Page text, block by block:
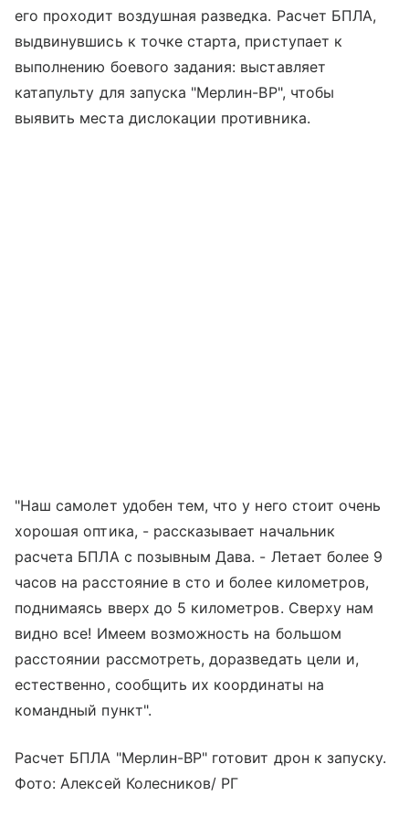
его проходит воздушная разведка. Расчет БПЛА,
выдвинувшись к точке старта, приступает к
выполнению боевого задания: выставляет
катапульту для запуска "Мерлин-ВР", чтобы
выявить места дислокации противника.
"Наш самолет удобен тем, что у него стоит очень
хорошая оптика, - рассказывает начальник
расчета БПЛА с позывным Дава. - Летает более 9
часов на расстояние в сто и более километров,
поднимаясь вверх до 5 километров. Сверху нам
видно все! Имеем возможность на большом
расстоянии рассмотреть, доразведать цели и,
естественно, сообщить их координаты на
командный пункт".
Расчет БПЛА "Мерлин-ВР" готовит дрон к запуску.
Фото: Алексей Колесников/ РГ